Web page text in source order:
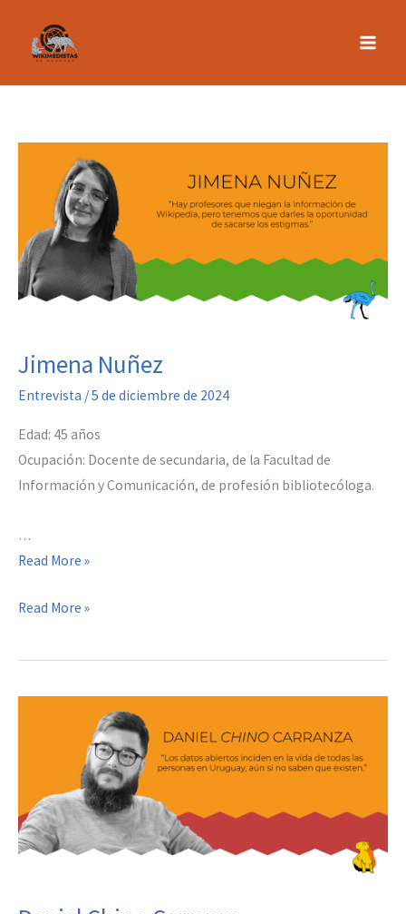
content
Jimena Nuñez
Entrevista /5 de diciembre de 2024
Edad: 45 años
Ocupación: Docente de secundaria, de la Facultad de
Información y Comunicación, de profesión bibliotecóloga.
…
Jimena
Read More »
Jimena
Read More »